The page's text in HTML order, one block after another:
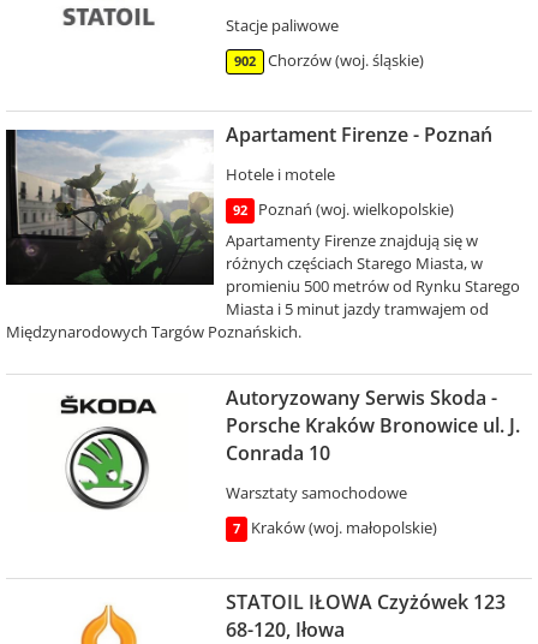
Stacje paliwowe
902 Chorzów (woj. śląskie)
Apartament Firenze - Poznań
Hotele i motele
92
Poznań (woj. wielkopolskie)
Apartamenty Firenze znajdują się w
różnych częściach Starego Miasta, w
promieniu 500 metrów od Rynku Starego
Miasta i 5 minut jazdy tramwajem od
Międzynarodowych Targów Poznańskich.
Autoryzowany Serwis Skoda -
Porsche Kraków Bronowice ul. J.
Conrada 10
Warsztaty samochodowe
7 Kraków (woj. małopolskie)
STATOIL IŁOWA Czyżówek 123
68-120, Iłowa